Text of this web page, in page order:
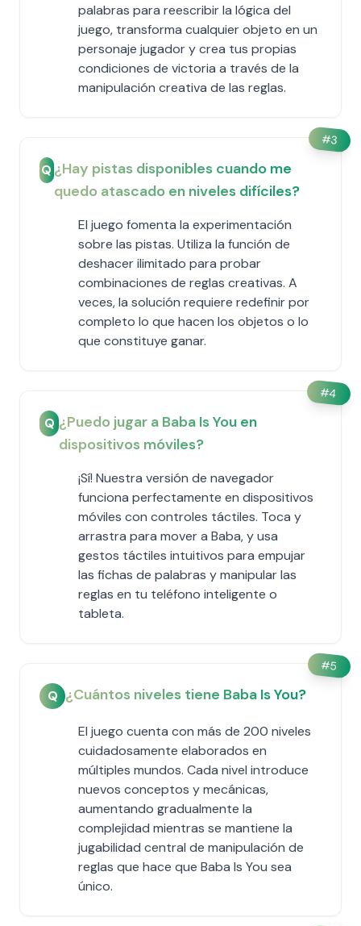
palabras para reescribir la lógica del
juego, transforma cualquier objeto en un
personaje jugador y crea tus propias
condiciones de victoria a través de la
manipulación creativa de las reglas.
#3
Q¿Hay pistas disponibles cuando me
quedo atascado en niveles difíciles?
El juego fomenta la experimentación
sobre las pistas. Utiliza la función de
deshacer ilimitado para probar
combinaciones de reglas creativas. A
veces, la solución requiere redefinir por
completo lo que hacen los objetos o lo
que constituye ganar.
#4
Q ¿Puedo jugar a Baba Is You en
dispositivos móviles?
¡Sí! Nuestra versión de navegador
funciona perfectamente en dispositivos
móviles con controles táctiles. Toca y
arrastra para mover a Baba, y usa
gestos táctiles intuitivos para empujar
las fichas de palabras y manipular las
reglas en tu teléfono inteligente o
tableta.
#5
Q ¿Cuántos niveles tiene Baba Is You?
El juego cuenta con más de 200 niveles
cuidadosamente elaborados en
múltiples mundos. Cada nivel introduce
nuevos conceptos y mecánicas,
aumentando gradualmente la
complejidad mientras se mantiene la
jugabilidad central de manipulación de
reglas que hace que Baba Is You sea
único.